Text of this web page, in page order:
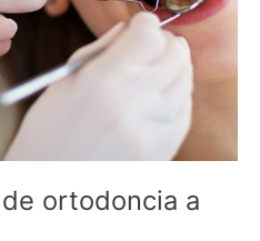
ortodoncia a